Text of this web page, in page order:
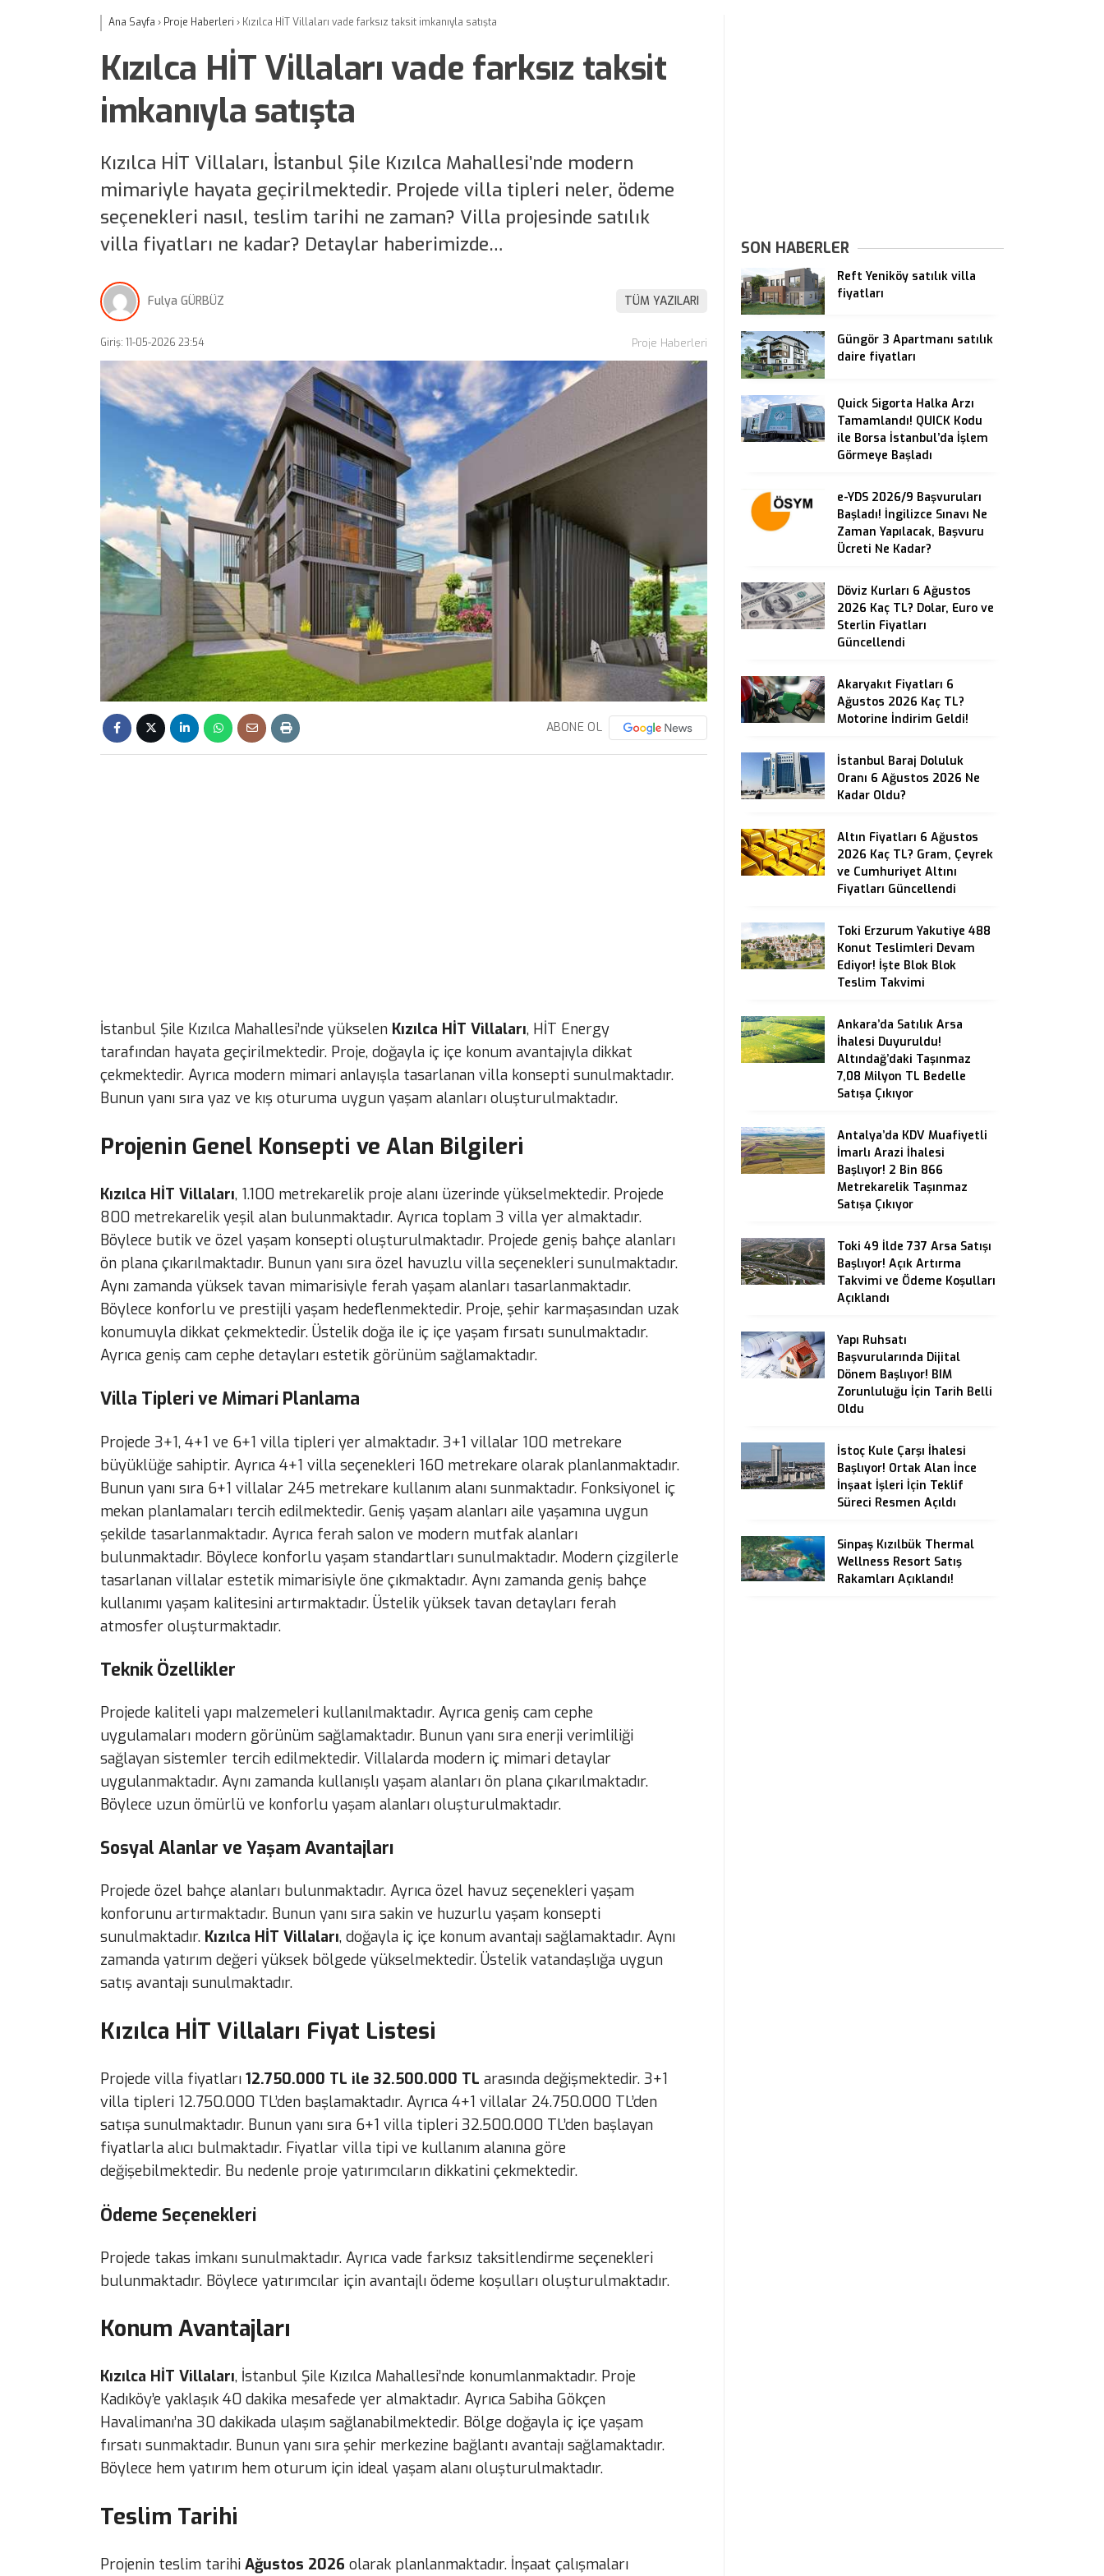
Ana Sayfa › Proje Haberleri › Kızılca HİT Villaları vade farksız taksit imkanıyla satışta
Kızılca HİT Villaları vade farksız taksit
imkanıyla satışta
Kızılca HİT Villaları, İstanbul Şile Kızılca Mahallesi’nde modern
mimariyle hayata geçirilmektedir. Projede villa tipleri neler, ödeme
seçenekleri nasıl, teslim tarihi ne zaman? Villa projesinde satılık
villa fiyatları ne kadar? Detaylar haberimizde…
Fulya GÜRBÜZ TÜM YAZILARI
Giriş: 11-05-2026 23:54 Proje Haberleri
ABONE OL
İstanbul Şile Kızılca Mahallesi’nde yükselen Kızılca HİT Villaları, HİT Energy
tarafından hayata geçirilmektedir. Proje, doğayla iç içe konum avantajıyla dikkat
çekmektedir. Ayrıca modern mimari anlayışla tasarlanan villa konsepti sunulmaktadır.
Bunun yanı sıra yaz ve kış oturuma uygun yaşam alanları oluşturulmaktadır.
Projenin Genel Konsepti ve Alan Bilgileri
Kızılca HİT Villaları, 1.100 metrekarelik proje alanı üzerinde yükselmektedir. Projede
800 metrekarelik yeşil alan bulunmaktadır. Ayrıca toplam 3 villa yer almaktadır.
Böylece butik ve özel yaşam konsepti oluşturulmaktadır. Projede geniş bahçe alanları
ön plana çıkarılmaktadır. Bunun yanı sıra özel havuzlu villa seçenekleri sunulmaktadır.
Aynı zamanda yüksek tavan mimarisiyle ferah yaşam alanları tasarlanmaktadır.
Böylece konforlu ve prestijli yaşam hedeflenmektedir. Proje, şehir karmaşasından uzak
konumuyla dikkat çekmektedir. Üstelik doğa ile iç içe yaşam fırsatı sunulmaktadır.
Ayrıca geniş cam cephe detayları estetik görünüm sağlamaktadır.
Villa Tipleri ve Mimari Planlama
Projede 3+1, 4+1 ve 6+1 villa tipleri yer almaktadır. 3+1 villalar 100 metrekare
büyüklüğe sahiptir. Ayrıca 4+1 villa seçenekleri 160 metrekare olarak planlanmaktadır.
Bunun yanı sıra 6+1 villalar 245 metrekare kullanım alanı sunmaktadır. Fonksiyonel iç
mekan planlamaları tercih edilmektedir. Geniş yaşam alanları aile yaşamına uygun
şekilde tasarlanmaktadır. Ayrıca ferah salon ve modern mutfak alanları
bulunmaktadır. Böylece konforlu yaşam standartları sunulmaktadır. Modern çizgilerle
tasarlanan villalar estetik mimarisiyle öne çıkmaktadır. Aynı zamanda geniş bahçe
kullanımı yaşam kalitesini artırmaktadır. Üstelik yüksek tavan detayları ferah
atmosfer oluşturmaktadır.
Teknik Özellikler
Projede kaliteli yapı malzemeleri kullanılmaktadır. Ayrıca geniş cam cephe
uygulamaları modern görünüm sağlamaktadır. Bunun yanı sıra enerji verimliliği
sağlayan sistemler tercih edilmektedir. Villalarda modern iç mimari detaylar
uygulanmaktadır. Aynı zamanda kullanışlı yaşam alanları ön plana çıkarılmaktadır.
Böylece uzun ömürlü ve konforlu yaşam alanları oluşturulmaktadır.
Sosyal Alanlar ve Yaşam Avantajları
Projede özel bahçe alanları bulunmaktadır. Ayrıca özel havuz seçenekleri yaşam
konforunu artırmaktadır. Bunun yanı sıra sakin ve huzurlu yaşam konsepti
sunulmaktadır. Kızılca HİT Villaları, doğayla iç içe konum avantajı sağlamaktadır. Aynı
zamanda yatırım değeri yüksek bölgede yükselmektedir. Üstelik vatandaşlığa uygun
satış avantajı sunulmaktadır.
Kızılca HİT Villaları Fiyat Listesi
Projede villa fiyatları 12.750.000 TL ile 32.500.000 TL arasında değişmektedir. 3+1
villa tipleri 12.750.000 TL’den başlamaktadır. Ayrıca 4+1 villalar 24.750.000 TL’den
satışa sunulmaktadır. Bunun yanı sıra 6+1 villa tipleri 32.500.000 TL’den başlayan
fiyatlarla alıcı bulmaktadır. Fiyatlar villa tipi ve kullanım alanına göre
değişebilmektedir. Bu nedenle proje yatırımcıların dikkatini çekmektedir.
Ödeme Seçenekleri
Projede takas imkanı sunulmaktadır. Ayrıca vade farksız taksitlendirme seçenekleri
bulunmaktadır. Böylece yatırımcılar için avantajlı ödeme koşulları oluşturulmaktadır.
Konum Avantajları
Kızılca HİT Villaları, İstanbul Şile Kızılca Mahallesi’nde konumlanmaktadır. Proje
Kadıköy’e yaklaşık 40 dakika mesafede yer almaktadır. Ayrıca Sabiha Gökçen
Havalimanı’na 30 dakikada ulaşım sağlanabilmektedir. Bölge doğayla iç içe yaşam
fırsatı sunmaktadır. Bunun yanı sıra şehir merkezine bağlantı avantajı sağlamaktadır.
Böylece hem yatırım hem oturum için ideal yaşam alanı oluşturulmaktadır.
Teslim Tarihi
Projenin teslim tarihi Ağustos 2026 olarak planlanmaktadır. İnşaat çalışmaları
SON HABERLER
Reft Yeniköy satılık villa
fiyatları
Güngör 3 Apartmanı satılık
daire fiyatları
Quick Sigorta Halka Arzı
Tamamlandı! QUICK Kodu
ile Borsa İstanbul’da İşlem
Görmeye Başladı
e-YDS 2026/9 Başvuruları
Başladı! İngilizce Sınavı Ne
Zaman Yapılacak, Başvuru
Ücreti Ne Kadar?
Döviz Kurları 6 Ağustos
2026 Kaç TL? Dolar, Euro ve
Sterlin Fiyatları
Güncellendi
Akaryakıt Fiyatları 6
Ağustos 2026 Kaç TL?
Motorine İndirim Geldi!
İstanbul Baraj Doluluk
Oranı 6 Ağustos 2026 Ne
Kadar Oldu?
Altın Fiyatları 6 Ağustos
2026 Kaç TL? Gram, Çeyrek
ve Cumhuriyet Altını
Fiyatları Güncellendi
Toki Erzurum Yakutiye 488
Konut Teslimleri Devam
Ediyor! İşte Blok Blok
Teslim Takvimi
Ankara’da Satılık Arsa
İhalesi Duyuruldu!
Altındağ’daki Taşınmaz
7,08 Milyon TL Bedelle
Satışa Çıkıyor
Antalya’da KDV Muafiyetli
İmarlı Arazi İhalesi
Başlıyor! 2 Bin 866
Metrekarelik Taşınmaz
Satışa Çıkıyor
Toki 49 İlde 737 Arsa Satışı
Başlıyor! Açık Artırma
Takvimi ve Ödeme Koşulları
Açıklandı
Yapı Ruhsatı
Başvurularında Dijital
Dönem Başlıyor! BIM
Zorunluluğu İçin Tarih Belli
Oldu
İstoç Kule Çarşı İhalesi
Başlıyor! Ortak Alan İnce
İnşaat İşleri İçin Teklif
Süreci Resmen Açıldı
Sinpaş Kızılbük Thermal
Wellness Resort Satış
Rakamları Açıklandı!